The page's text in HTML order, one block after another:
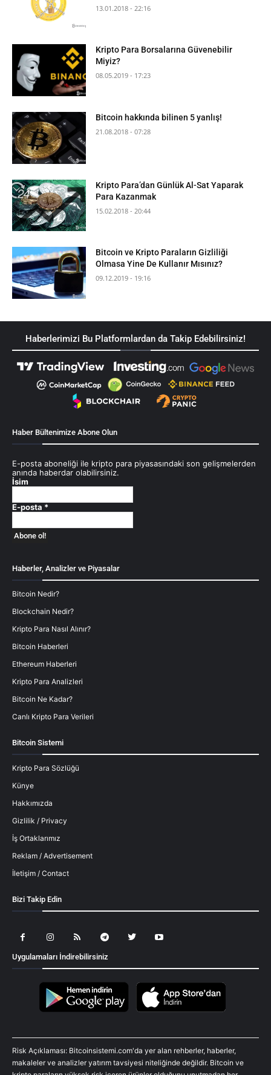
13.01.2018 - 22:16
Kripto Para Borsalarına Güvenebilir
Miyiz?
08.05.2019 - 17:23
Bitcoin hakkında bilinen 5 yanlış!
21.08.2018 - 07:28
Kripto Para’dan Günlük Al-Sat Yaparak
Para Kazanmak
15.02.2018 - 20:44
Bitcoin ve Kripto Paraların Gizliliği
Olmasa Yine De Kullanır Mısınız?
09.12.2019 - 19:16
Haberlerimizi Bu Platformlardan da Takip Edebilirsiniz!
Haber Bültenimize Abone Olun
E-posta aboneliği ile kripto para piyasasındaki son gelişmelerden
anında haberdar olabilirsiniz.
İsim
E-posta *
Haberler, Analizler ve Piyasalar
Bitcoin Nedir?
Blockchain Nedir?
Kripto Para Nasıl Alınır?
Bitcoin Haberleri
Ethereum Haberleri
Kripto Para Analizleri
Bitcoin Ne Kadar?
Canlı Kripto Para Verileri
Bitcoin Sistemi
Kripto Para Sözlüğü
Künye
Hakkımızda
Gizlilik / Privacy
İş Ortaklarımız
Reklam / Advertisement
İletişim / Contact
Bizi Takip Edin
Uygulamaları İndirebilirsiniz
Risk Açıklaması: Bitcoinsistemi.com'da yer alan rehberler, haberler,
makaleler ve analizler yatırım tavsiyesi niteliğinde değildir. Bitcoin ve